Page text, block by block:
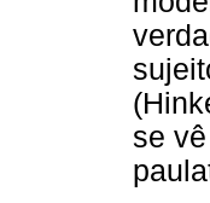
se